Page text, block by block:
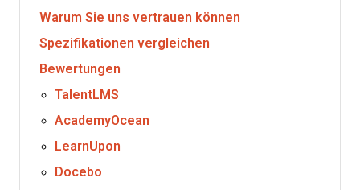
Warum Sie uns vertrauen können
Spezifikationen vergleichen
Bewertungen
TalentLMS
AcademyOcean
LearnUpon
Docebo